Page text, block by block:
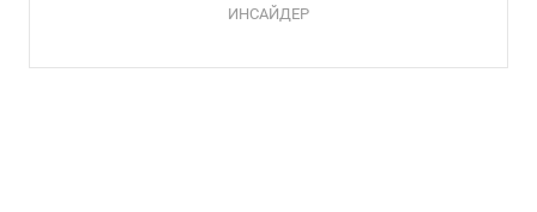
ИНСАЙДЕР